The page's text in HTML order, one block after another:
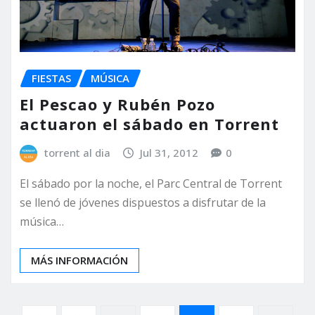
FIESTAS MÚSICA
El Pescao y Rubén Pozo
actuaron el sábado en Torrent
torrent al dia Jul 31, 2012 0
El sábado por la noche, el Parc Central de Torrent
se llenó de jóvenes dispuestos a disfrutar de la
música…
MÁS INFORMACIÓN